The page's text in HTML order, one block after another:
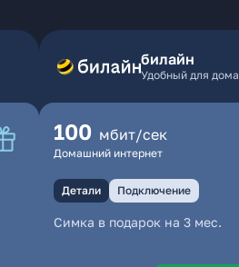
билайн
Удобный для дома
100 мбит/сек
Домашний интернет
Детали Подключение
Симка в подарок на 3 мес.